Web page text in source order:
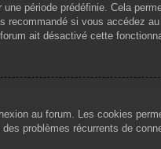
période prédéfinie. Cela
si vous accédez
ait désactivé cette
au forum. Les cookies
problèmes récurrents de